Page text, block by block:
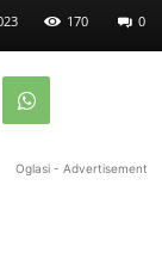
170 0
Oglasi - Advertisement